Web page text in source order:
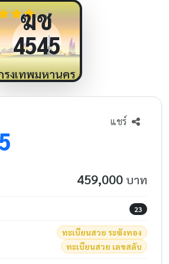
ฆช
4545
รุงเทพมหานคร
แชร์
459,000 บาท
23
ทะเบียนสวย ระฆังทอง
ทะเบียนสวย เลขสลับ